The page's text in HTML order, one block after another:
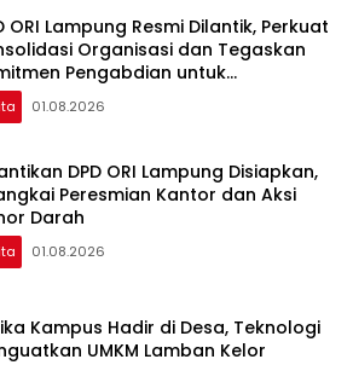
ORI Lampung Resmi Dilantik, Perkuat
Organisasi dan Tegaskan
Pengabdian untuk
01.08.2026
DPD ORI Lampung Disiapkan,
Peresmian Kantor dan Aksi
Darah
01.08.2026
Kampus Hadir di Desa, Teknologi
UMKM Lamban Kelor